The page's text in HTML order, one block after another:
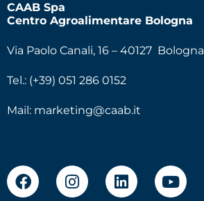
CAAB Spa
Centro Agroalimentare Bologna
Via Paolo Canali, 16 – 40127 Bologna
Tel.: (+39) 051 286 0152
Mail: marketing@caab.it